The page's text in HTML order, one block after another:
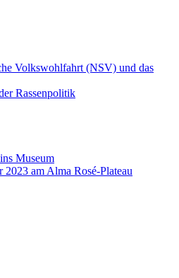
Volkswohlfahrt (NSV) und das
Rassenpolitik
Museum
2023 am Alma Rosé-Plateau